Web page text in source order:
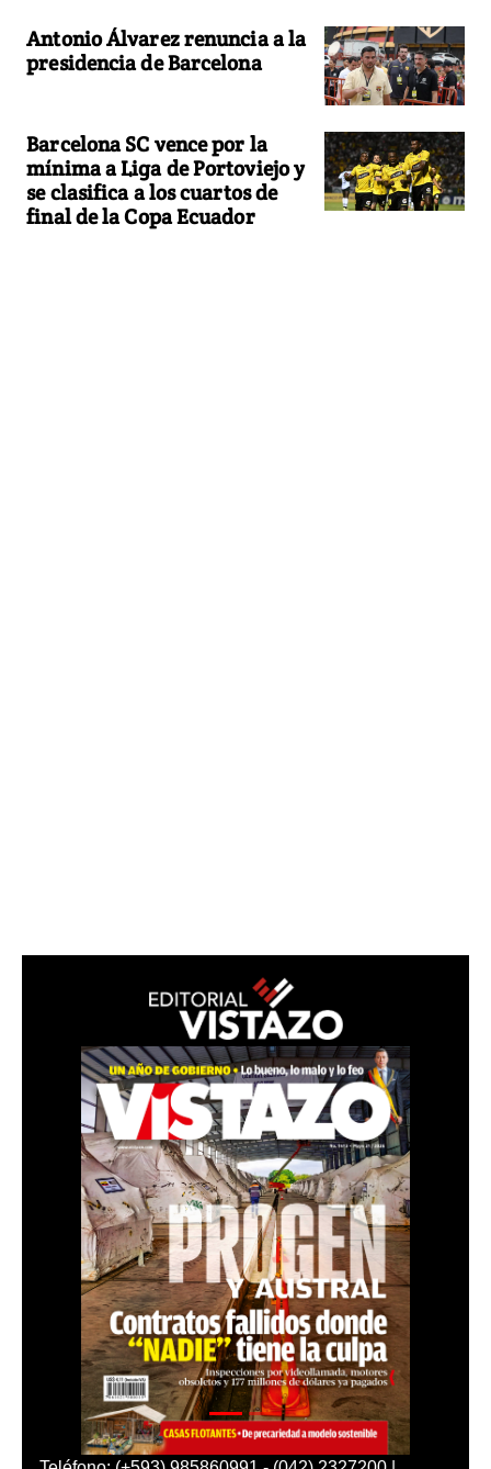
Antonio Álvarez renuncia a la
presidencia de Barcelona
Barcelona SC vence por la
mínima a Liga de Portoviejo y
se clasifica a los cuartos de
final de la Copa Ecuador